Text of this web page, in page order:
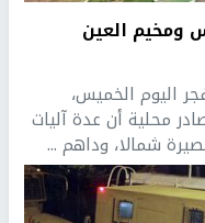
ومخيم العين
اليوم الخميس،
محلية أن عدة آليات
شمالا، وداهم ...